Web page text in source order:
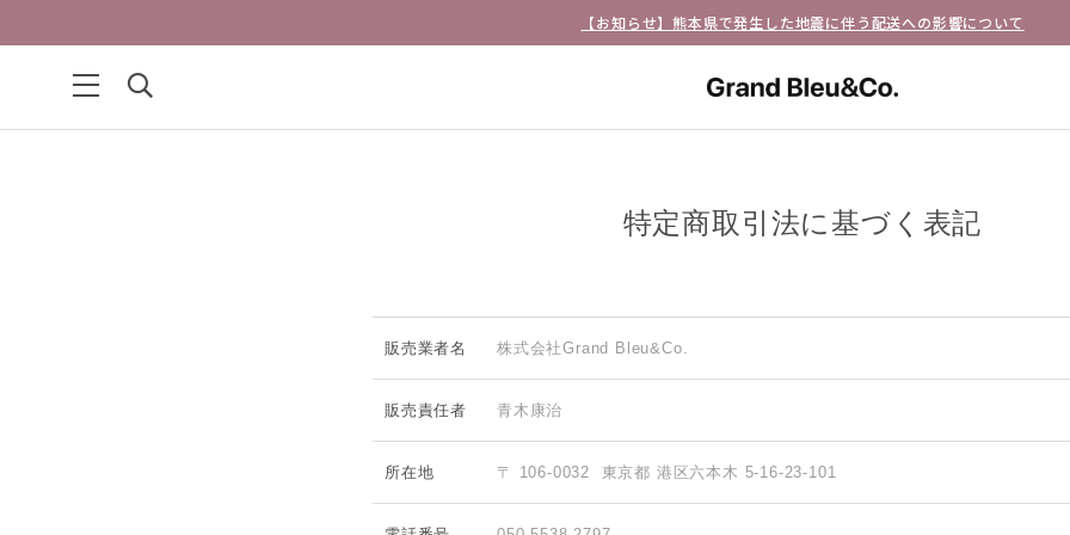
【お知らせ】熊本県で発生した地震に伴う配送への影響について
特定商取引法に基づく表記
販売業者名 株式会社Grand Bleu&Co.
販売責任者 青木康治
所在地 〒 106-0032 東京都 港区六本木 5-16-23-101